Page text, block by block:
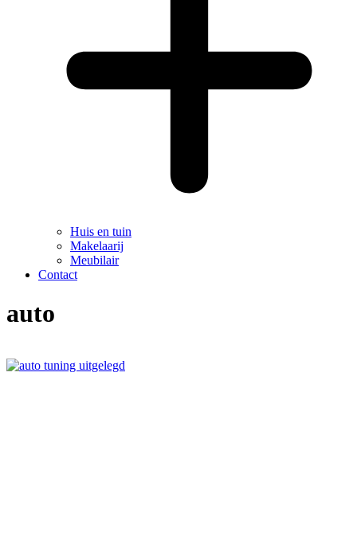
Huis en tuin
Makelaarij
Meubilair
Contact
auto